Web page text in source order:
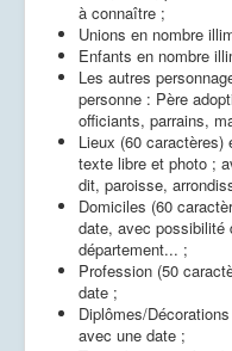
à connaître ;
Unions en nombre
Enfants en nombre
Les autres
personne : Père
officiants, parrains,
Lieux (60 caractères)
texte libre et photo ;
dit, paroisse,
Domiciles (60 carac
date, avec possibilité
département... ;
Profession (50
date ;
Diplômes/
avec une date ;